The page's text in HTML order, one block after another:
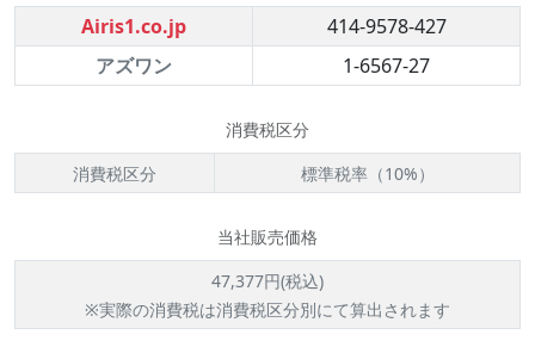
Airis1.co.jp
414-9578-427
アズワン
1-6567-27
消費税区分
消費税区分
標準税率（10%）
当社販売価格
47,377円(税込)
※実際の消費税は消費税区分別にて算出されます